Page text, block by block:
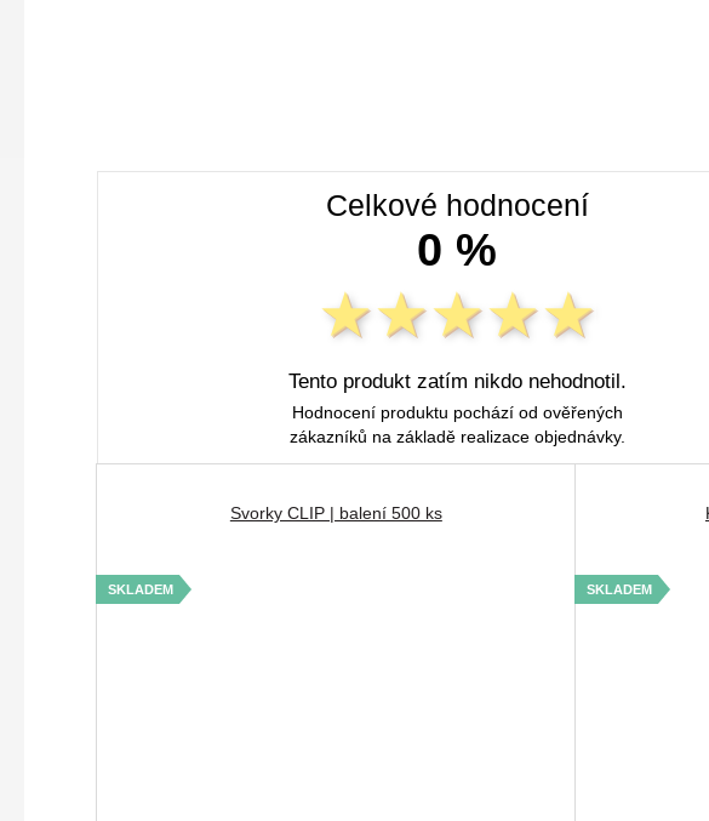
Celkové hodnocení
0 %
Tento produkt zatím nikdo nehodnotil.
Hodnocení produktu pochází od ověřených
zákazníků na základě realizace objednávky.
Svorky CLIP | balení 500 ks
SKLADEM SKLADEM